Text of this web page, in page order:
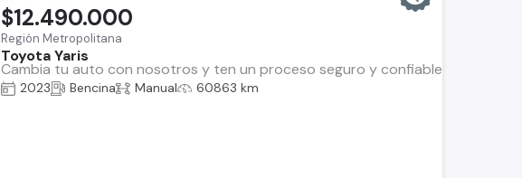
Región Metropolitana
Toyota Yaris
Cambia tu auto con nosotros y ten un proceso seguro y confiable. Encuentra
$12.490.000
2023 Bencina Manual 60863 km